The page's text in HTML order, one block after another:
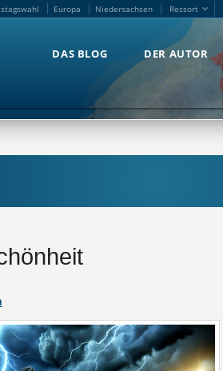
Europa Niedersachsen Ressort
DAS BLOG DER AUTOR
Europa Niedersachsen Ressort
DAS BLOG DER AUTOR